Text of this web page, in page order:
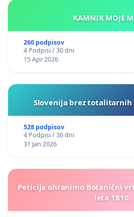
260 podpisov
4 Podpisi / 30 dni
15 Apr 2026
Slovenija brez totalitarnih
528 podpisov
4 Podpisi / 30 dni
31 Jan 2026
Peticija ohranimo Botanični
leta 1810.